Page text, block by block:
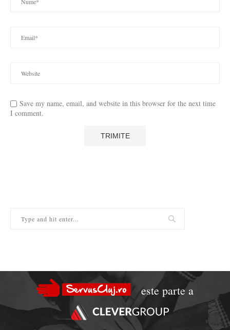
Save my name, email, and website in this browser for the next time
I comment.
este parte a